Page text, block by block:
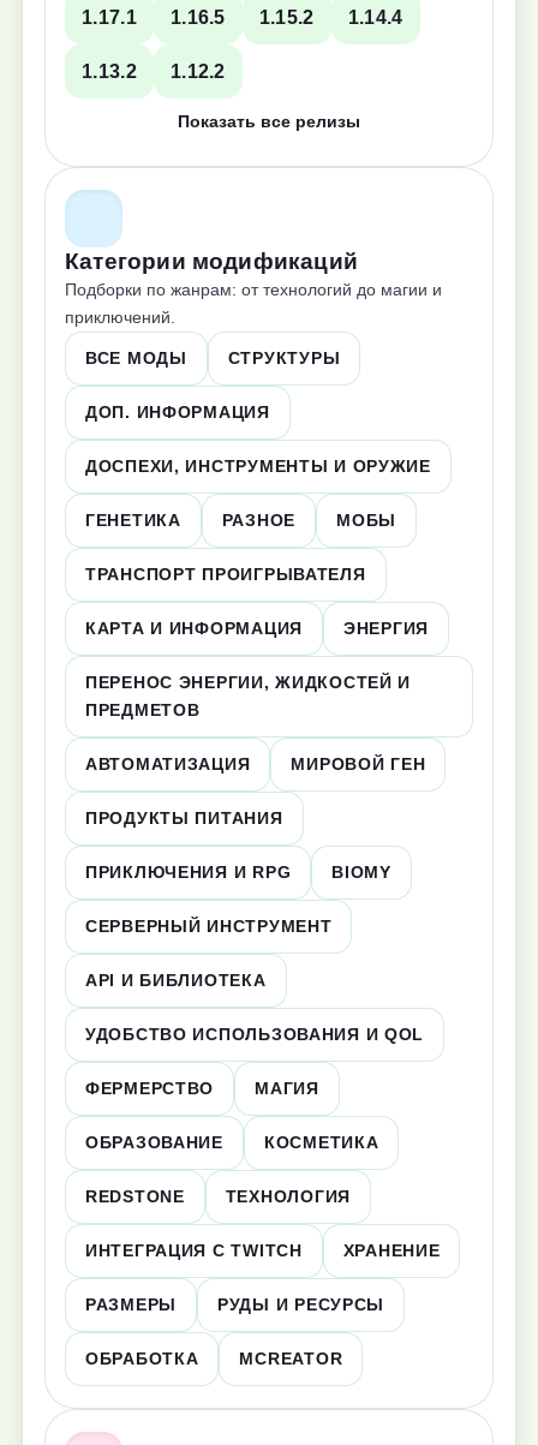
1.17.1 1.16.5 1.15.2 1.14.4
1.13.2 1.12.2
Показать все релизы
Категории модификаций
Подборки по жанрам: от технологий до магии и
приключений.
ВСЕ МОДЫ СТРУКТУРЫ
ДОП. ИНФОРМАЦИЯ
ДОСПЕХИ, ИНСТРУМЕНТЫ И ОРУЖИЕ
ГЕНЕТИКА РАЗНОЕ МОБЫ
ТРАНСПОРТ ПРОИГРЫВАТЕЛЯ
КАРТА И ИНФОРМАЦИЯ ЭНЕРГИЯ
ПЕРЕНОС ЭНЕРГИИ, ЖИДКОСТЕЙ И
ПРЕДМЕТОВ
АВТОМАТИЗАЦИЯ МИРОВОЙ ГЕН
ПРОДУКТЫ ПИТАНИЯ
ПРИКЛЮЧЕНИЯ И RPG BIOMY
СЕРВЕРНЫЙ ИНСТРУМЕНТ
API И БИБЛИОТЕКА
УДОБСТВО ИСПОЛЬЗОВАНИЯ И QOL
ФЕРМЕРСТВО МАГИЯ
ОБРАЗОВАНИЕ КОСМЕТИКА
REDSTONE ТЕХНОЛОГИЯ
ИНТЕГРАЦИЯ С TWITCH ХРАНЕНИЕ
РАЗМЕРЫ РУДЫ И РЕСУРСЫ
ОБРАБОТКА MCREATOR